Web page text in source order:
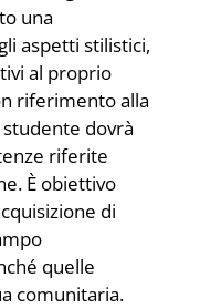
una
aspetti stilistici,
al proprio
riferimento alla
dovrà
riferite
È obiettivo
di
quelle
comunitaria.